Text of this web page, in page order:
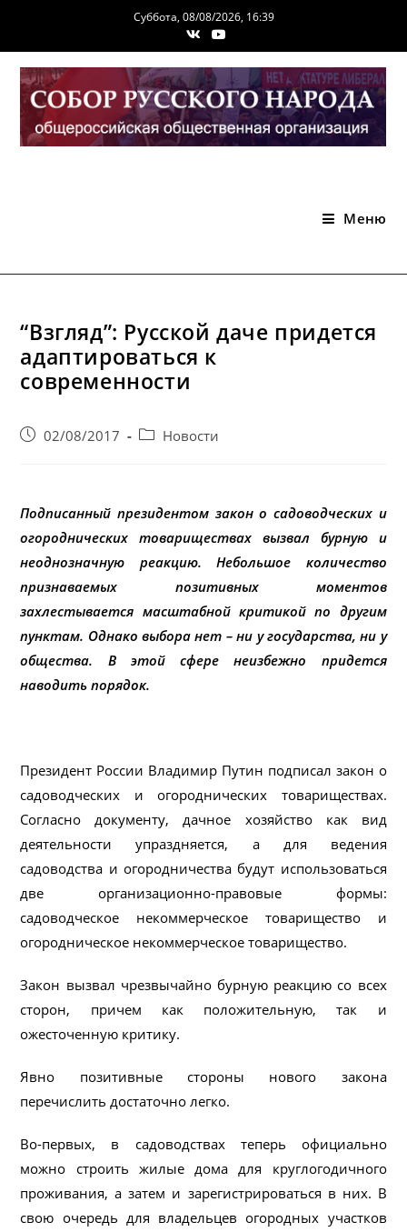
содержимому
Суббота, 08/08/2026, 16:39
Меню
“Взгляд”: Русской даче придется
адаптироваться к
современности
Запись02/08/2017
PostНовости
Подписанный президентом закон о садоводческих и
огороднических товариществах вызвал бурную и
неоднозначную реакцию. Небольшое количество
признаваемых позитивных моментов
захлестывается масштабной критикой по другим
пунктам. Однако выбора нет – ни у государства, ни у
общества. В этой сфере неизбежно придется
наводить порядок.
Президент России Владимир Путин подписал закон о
садоводческих и огороднических товариществах.
Согласно документу, дачное хозяйство как вид
деятельности упраздняется, а для ведения
садоводства и огородничества будут использоваться
две организационно-правовые формы:
садоводческое некоммерческое товарищество и
огородническое некоммерческое товарищество.
Закон вызвал чрезвычайно бурную реакцию со всех
сторон, причем как положительную, так и
ожесточенную критику.
Явно позитивные стороны нового закона
перечислить достаточно легко.
Во-первых, в садоводствах теперь официально
можно строить жилые дома для круглогодичного
проживания, а затем и зарегистрироваться в них. В
свою очередь для владельцев огородных участков